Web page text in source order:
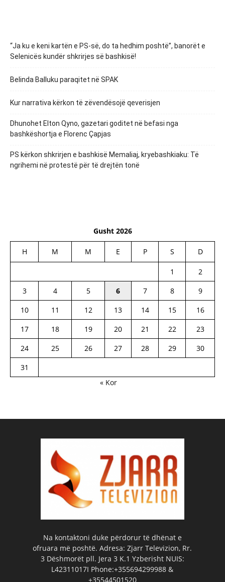
“Ja ku e keni kartën e PS-së, do ta hedhim poshtë”, banorët e
Selenicës kundër shkrirjes së bashkisë!
Belinda Balluku paraqitet në SPAK
Kur narrativa kërkon të zëvendësojë qeverisjen
Dhunohet Elton Qyno, gazetari goditet në befasi nga
bashkëshortja e Florenc Çapjas
PS kërkon shkrirjen e bashkisë Memaliaj, kryebashkiaku: Të
ngrihemi në protestë për të drejtën tonë
Gusht 2026
H M M E P S D
1
2
3
4 5 6 7 8
9
10
11 12 13 14 15
16
17
18 19 20 21 22
23
24
25 26 27 28 29
30
31
« Kor
Na kontaktoni duke përdorur të dhënat e
ofruara më poshtë. Adresa: Zjarr Televizion, Rr.
3 Dëshmorët pll. Jera 3 K.1 Yzberisht NUIS:
L42311017I Phone:+355694299988 &
+35544501520